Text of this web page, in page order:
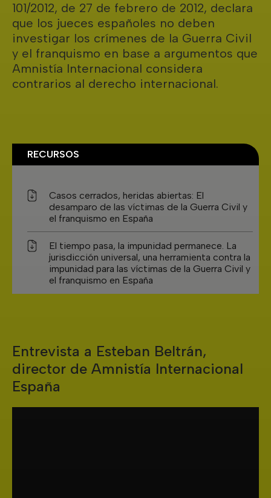
101/2012, de 27 de febrero de 2012, declara
que los jueces españoles no deben
investigar los crímenes de la Guerra Civil
y el franquismo en base a argumentos que
Amnistía Internacional considera
contrarios al derecho internacional.
RECURSOS
Casos cerrados, heridas abiertas: El
desamparo de las víctimas de la Guerra Civil y
el franquismo en España
El tiempo pasa, la impunidad permanece. La
jurisdicción universal, una herramienta contra la
impunidad para las víctimas de la Guerra Civil y
el franquismo en España
Entrevista a Esteban Beltrán,
director de Amnistía Internacional
España